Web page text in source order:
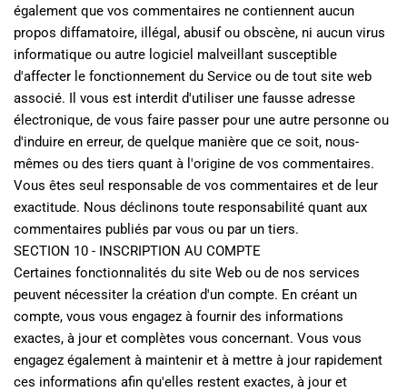
également que vos commentaires ne contiennent aucun
propos diffamatoire, illégal, abusif ou obscène, ni aucun virus
informatique ou autre logiciel malveillant susceptible
d'affecter le fonctionnement du Service ou de tout site web
associé. Il vous est interdit d'utiliser une fausse adresse
électronique, de vous faire passer pour une autre personne ou
d'induire en erreur, de quelque manière que ce soit, nous-
mêmes ou des tiers quant à l'origine de vos commentaires.
Vous êtes seul responsable de vos commentaires et de leur
exactitude. Nous déclinons toute responsabilité quant aux
commentaires publiés par vous ou par un tiers.
SECTION 10 - INSCRIPTION AU COMPTE
Certaines fonctionnalités du site Web ou de nos services
peuvent nécessiter la création d'un compte. En créant un
compte, vous vous engagez à fournir des informations
exactes, à jour et complètes vous concernant. Vous vous
engagez également à maintenir et à mettre à jour rapidement
ces informations afin qu'elles restent exactes, à jour et